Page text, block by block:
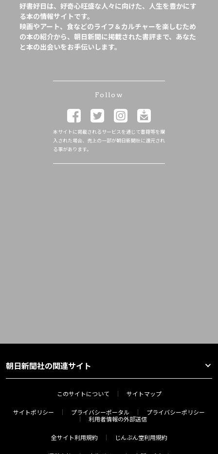
好書好日は、好奇心旺盛な人々に向けた、人生を豊かにす
る本の情報サイトです。
映画やアート、食などのライフ＆カルチャーを楽しむため
の本の紹介から、朝日新聞に掲載された書評まで、あなた
と本の出会いをお手伝いします。
Follow
本サイトに掲載されるサービスを通じて書籍等を購
入された場合、売上の一部が朝日新聞社に還元され
る事があります。
朝日新聞社の関連サイト
このサイトについて サイトマップ
サイトポリシー プライバシーポータル
プライバシーポリシー
利用者情報の外部送信
全サイト利用規約 じんぶん堂利用規約